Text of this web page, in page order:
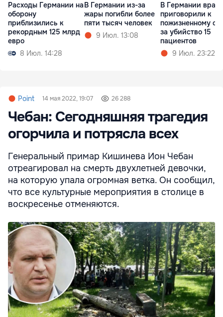
Расходы Германии на
оборону
приблизились к
рекордным 125 млрд
евро
8 Июл. 14:28
В Германии из-за
жары погибли более
пяти тысяч человек
9 Июл. 13:08
В Германии врача
приговорили к
пожизненному
за убийство 15
пациентов
9 Июл. 23:22
Point 14 мая 2022, 19:07 26 288
Чебан: Сегодняшняя трагедия
огорчила и потрясла всех
Генеральный примар Кишинева Ион Чебан
отреагировал на смерть двухлетней девочки,
на которую упала огромная ветка. Он сообщил,
что все культурные мероприятия в столице в
воскресенье отменяются.